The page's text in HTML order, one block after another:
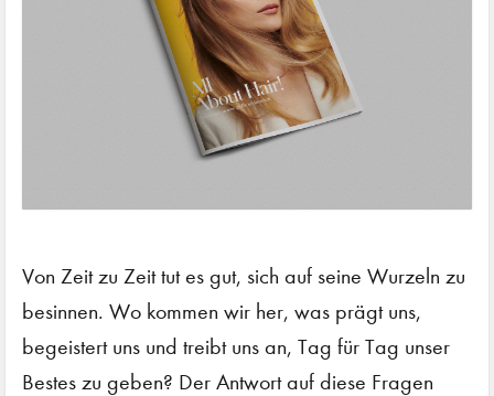
Von Zeit zu Zeit tut es gut, sich auf seine Wurzeln zu
besinnen. Wo kommen wir her, was prägt uns,
begeistert uns und treibt uns an, Tag für Tag unser
Bestes zu geben? Der Antwort auf diese Fragen